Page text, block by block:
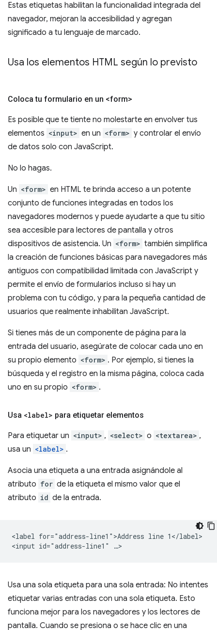
Estas etiquetas habilitan la funcionalidad integrada del
navegador, mejoran la accesibilidad y agregan
significado a tu lenguaje de marcado.
Usa los elementos HTML según lo previsto
Coloca tu formulario en un <form>
Es posible que te tiente no molestarte en envolver tus
elementos <input> en un <form> y controlar el envío
de datos solo con JavaScript.
No lo hagas.
Un <form> en HTML te brinda acceso a un potente
conjunto de funciones integradas en todos los
navegadores modernos y puede ayudarte a que tu sitio
sea accesible para lectores de pantalla y otros
dispositivos de asistencia. Un <form> también simplifica
la creación de funciones básicas para navegadores más
antiguos con compatibilidad limitada con JavaScript y
permite el envío de formularios incluso si hay un
problema con tu código, y para la pequeña cantidad de
usuarios que realmente inhabilitan JavaScript.
Si tienes más de un componente de página para la
entrada del usuario, asegúrate de colocar cada uno en
su propio elemento <form> . Por ejemplo, si tienes la
búsqueda y el registro en la misma página, coloca cada
uno en su propio <form> .
Usa <label> para etiquetar elementos
Para etiquetar un <input> , <select> o <textarea> ,
usa un <label> .
Asocia una etiqueta a una entrada asignándole al
atributo for de la etiqueta el mismo valor que el
atributo id de la entrada.
<label for="address-line1">Address line 1</label>
Usa una sola etiqueta para una sola entrada: No intentes
etiquetar varias entradas con una sola etiqueta. Esto
funciona mejor para los navegadores y los lectores de
pantalla. Cuando se presiona o se hace clic en una